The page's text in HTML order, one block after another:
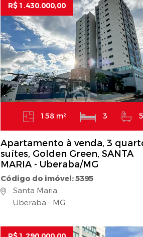
R$ 1.430.000,00
158 m² 3 5
Apartamento à venda, 3
suítes, Golden Green, SANTA
MARIA - Uberaba/MG
Código do imóvel: 5395
Santa Maria
Uberaba - MG